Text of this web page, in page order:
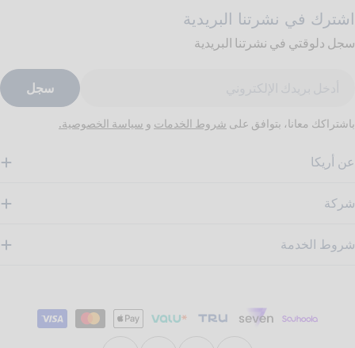
اشترك في نشرتنا البريدية
سجل دلوقتي في نشرتنا البريدية
سجل
باشتراكك معانا، بتوافق على شروط الخدمات و سياسة الخصوصية.
عن أريكا
شركة
شروط الخدمة